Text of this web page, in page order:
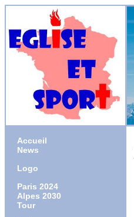
Accueil
News
Logo
Paris 2024
Alpes 2030
Tour